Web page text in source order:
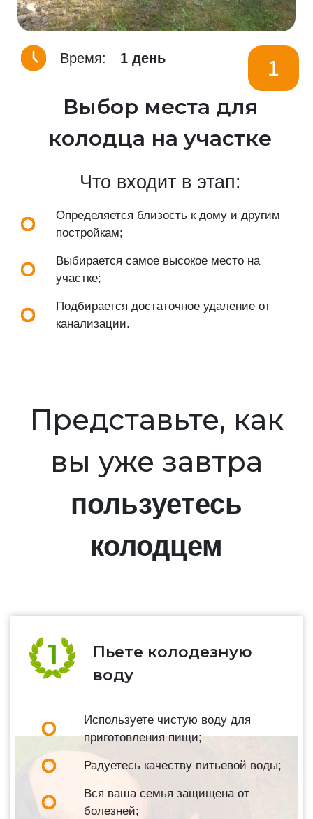
Время: 1 день 1
Выбор места для
колодца на участке
Что входит в этап:
Определяется близость к дому и другим
постройкам;
Выбирается самое высокое место на
участке;
Подбирается достаточное удаление от
канализации.
Представьте, как
вы уже завтра
пользуетесь
колодцем
Пьете колодезную
воду
Используете чистую воду для
приготовления пищи;
Радуетесь качеству питьевой воды;
Вся ваша семья защищена от
болезней;